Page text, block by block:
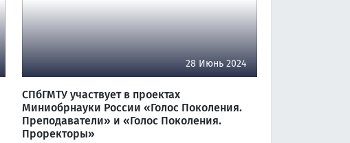
28 Июнь 2024
СПбГМТУ участвует в проектах
Миниобрнауки России «Голос Поколения.
Преподаватели» и «Голос Поколения.
Проректоры»